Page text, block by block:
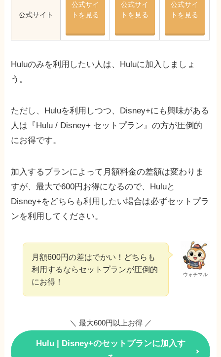
公式サイト
公式サイ
トを見る
公式サイ
トを見る
公式サイ
トを見る
Huluのみを利用したい人は、Huluに加入しましょ
う。
ただし、Huluを利用しつつ、Disney+にも興味がある
人は『Hulu / Disney+ セットプラン』の方が圧倒的
にお得です。
加入するプランによって月額料金の差額は変わりま
すが、最大で600円お得になるので、Huluと
Disney+をどちらも利用したい場合は必ずセットプラ
ンを利用してください。
ウォチマル
月額600円の差はでかい！どちらも
利用するならセットプランが圧倒的
にお得！
＼ 最大600円以上お得 ／
Hulu | Disney+のセットプランに加入す